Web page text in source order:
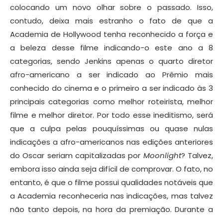
colocando um novo olhar sobre o passado. Isso,
contudo, deixa mais estranho o fato de que a
Academia de Hollywood tenha reconhecido a força e
a beleza desse filme indicando-o este ano a 8
categorias, sendo Jenkins apenas o quarto diretor
afro-americano a ser indicado ao Prêmio mais
conhecido do cinema e o primeiro a ser indicado às 3
principais categorias como melhor roteirista, melhor
filme e melhor diretor. Por todo esse ineditismo, será
que a culpa pelas pouquíssimas ou quase nulas
indicações a afro-americanos nas edições anteriores
do Oscar seriam capitalizadas por Moonlight? Talvez,
embora isso ainda seja difícil de comprovar. O fato, no
entanto, é que o filme possui qualidades notáveis que
a Academia reconheceria nas indicações, mas talvez
não tanto depois, na hora da premiação. Durante a